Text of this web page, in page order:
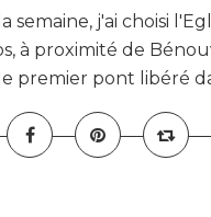
j'ai choisi
à proximité de
premier pont libéré